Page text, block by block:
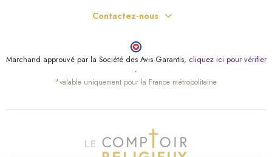
Contactez-nous
Marchand approuvé par la Société des Avis Garantis, cliquez ici pour vérifier
.
*valable uniquement pour la France métropolitaine